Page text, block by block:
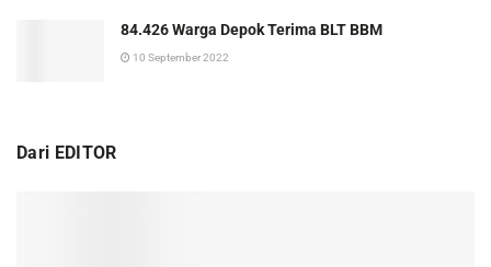
84.426 Warga Depok Terima BLT BBM
10 September 2022
Dari EDITOR